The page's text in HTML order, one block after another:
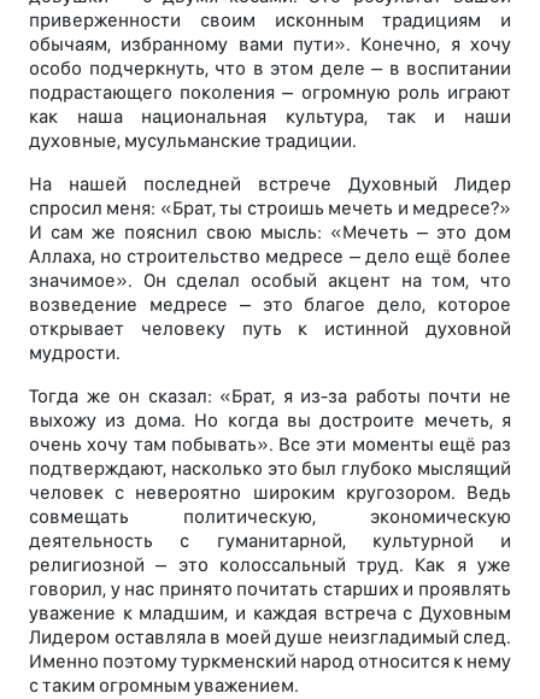
приверженности своим исконным традициям и
обычаям, избранному вами пути». Конечно, я хочу
особо подчеркнуть, что в этом деле – в воспитании
подрастающего поколения – огромную роль играют
как наша национальная культура, так и наши
духовные, мусульманские традиции.
На нашей последней встрече Духовный Лидер
спросил меня: «Брат, ты строишь мечеть и медресе?»
И сам же пояснил свою мысль: «Мечеть – это дом
Аллаха, но строительство медресе – дело ещё более
значимое». Он сделал особый акцент на том, что
возведение медресе – это благое дело, которое
открывает человеку путь к истинной духовной
мудрости.
Тогда же он сказал: «Брат, я из-за работы почти не
выхожу из дома. Но когда вы достроите мечеть, я
очень хочу там побывать». Все эти моменты ещё раз
подтверждают, насколько это был глубоко мыслящий
человек с невероятно широким кругозором. Ведь
совмещать политическую, экономическую
деятельность с гуманитарной, культурной и
религиозной – это колоссальный труд. Как я уже
говорил, у нас принято почитать старших и проявлять
уважение к младшим, и каждая встреча с Духовным
Лидером оставляла в моей душе неизгладимый след.
Именно поэтому туркменский народ относится к нему
с таким огромным уважением.